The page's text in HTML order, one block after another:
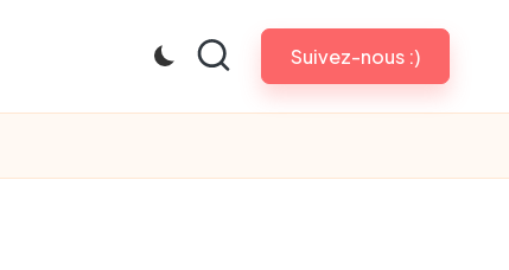
Suivez-nous :)